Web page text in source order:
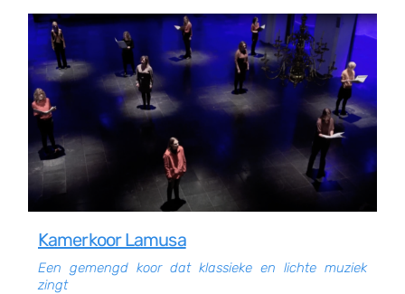
Kamerkoor Lamusa
Een gemengd koor dat klassieke en lichte muziek
zingt